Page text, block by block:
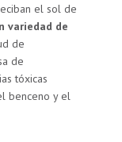
el sol de
variedad de
de
de
tóxicas
benceno y el